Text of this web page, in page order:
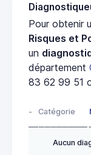
Pour obtenir
Risques et
un
département
83 62 99 51
- Catégorie
Aucun